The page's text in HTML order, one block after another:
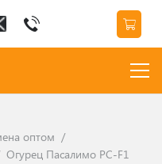
оптом /
Огурец Пасалимо РС-F1